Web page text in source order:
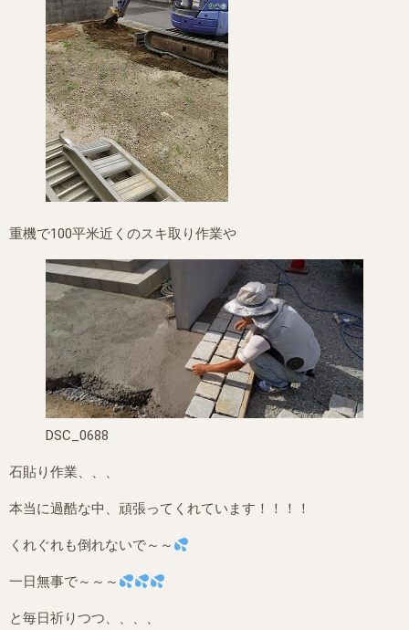
重機で100平米近くのスキ取り作業や
DSC_0688
石貼り作業、、、
本当に過酷な中、頑張ってくれています！！！！
くれぐれも倒れないで～～
一日無事で～～～
と毎日祈りつつ、、、、